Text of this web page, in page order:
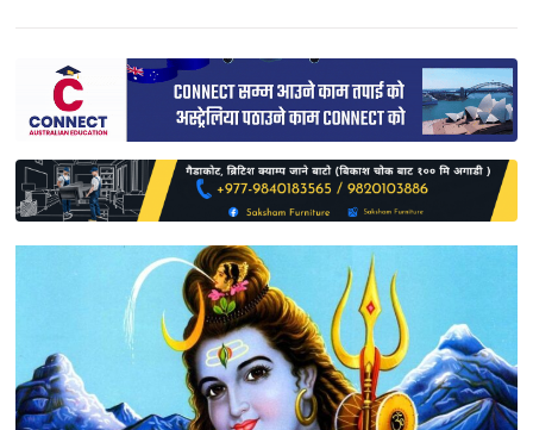
भिडियो
साहित्य
प्रदेश
English